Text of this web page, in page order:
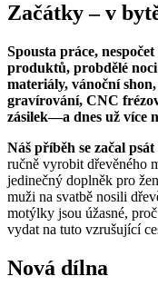
Začátky – v
Spousta práce,
produktů, probdělé
materiály, vánoční
gravírování, CNC
zásilek—a dnes už více
Náš příběh se začal
ručně vyrobit dřevěného
jedinečný doplněk pro
muži na svatbě nosili
motýlky jsou úžasné,
vydat na tuto vzrušující
Nová dílna